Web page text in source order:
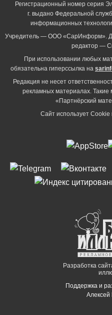
Регистрационный номер серия
г. выдано Федеральной
информационных
Учредитель — ООО «СарИнформ».
редактор —
При использовании любых
обязательна гиперссылка на
Редакция не несет
рекламных материалах.
«Партнёрский
Сайт использует
Разработка
Поддержка и
Алексей